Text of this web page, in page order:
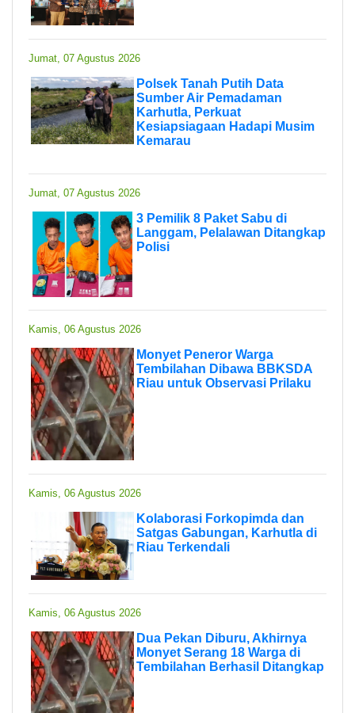
Jumat, 07 Agustus 2026
Polsek Tanah Putih Data
Sumber Air Pemadaman
Karhutla, Perkuat
Kesiapsiagaan Hadapi Musim
Kemarau
Jumat, 07 Agustus 2026
3 Pemilik 8 Paket Sabu di
Langgam, Pelalawan Ditangkap
Polisi
Kamis, 06 Agustus 2026
Monyet Peneror Warga
Tembilahan Dibawa BBKSDA
Riau untuk Observasi Prilaku
Kamis, 06 Agustus 2026
Kolaborasi Forkopimda dan
Satgas Gabungan, Karhutla di
Riau Terkendali
Kamis, 06 Agustus 2026
Dua Pekan Diburu, Akhirnya
Monyet Serang 18 Warga di
Tembilahan Berhasil Ditangkap